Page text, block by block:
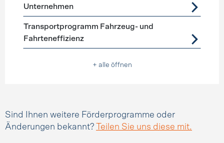
Unternehmen
Transportprogramm Fahrzeug- und
Fahrteneffizienz
+ alle öffnen
Sind Ihnen weitere Förderprogramme oder
Änderungen bekannt?
Teilen Sie uns diese mit.